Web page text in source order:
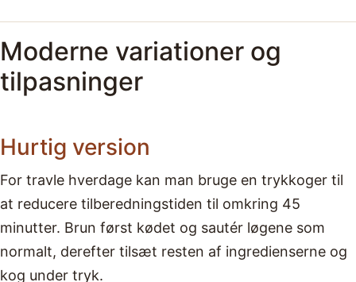
Moderne variationer og
tilpasninger
Hurtig version
For travle hverdage kan man bruge en trykkoger til
at reducere tilberedningstiden til omkring 45
minutter. Brun først kødet og sautér løgene som
normalt, derefter tilsæt resten af ingredienserne og
kog under tryk.